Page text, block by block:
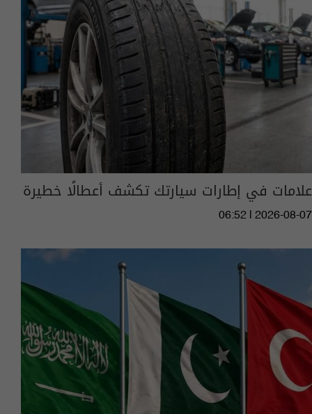
علامات في إطارات سيارتك تكشف أعطالًا خطيرة
06:52 | 2026-08-07